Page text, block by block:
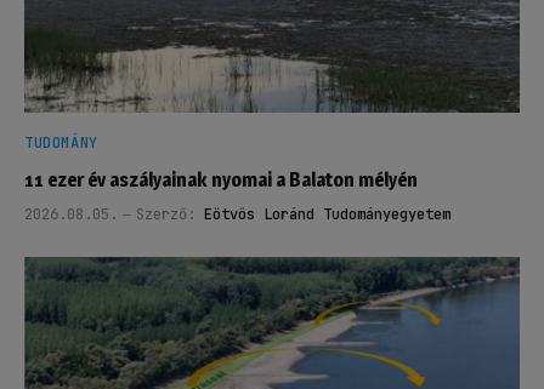
TUDOMÁNY
11 ezer év aszályainak nyomai a Balaton mélyén
2026.08.05. Szerző: Eötvös Loránd Tudományegyetem